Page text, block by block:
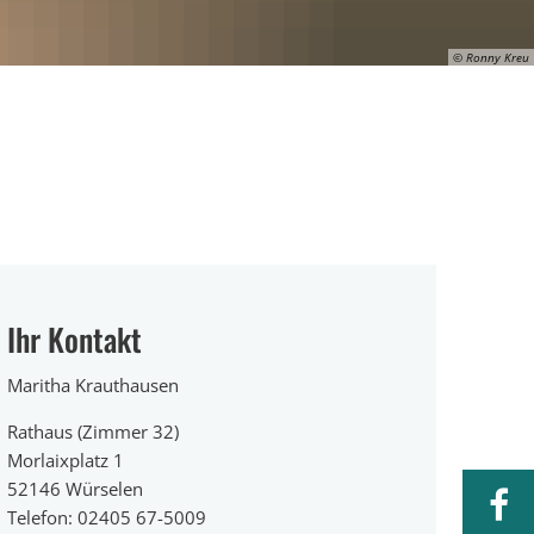
© Ronny Kreu
Ihr Kontakt
Maritha Krauthausen
Rathaus (Zimmer 32)
Morlaixplatz 1
52146 Würselen
Telefon: 02405 67-5009